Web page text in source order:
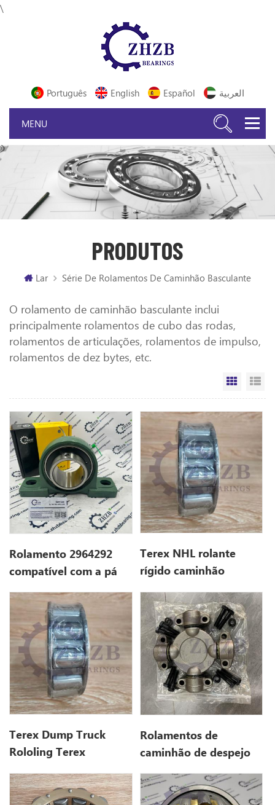
\
Português English Español العربية
PRODUTOS
Lar Série De Rolamentos De Caminhão Basculante
O rolamento de caminhão basculante inclui
principalmente rolamentos de cubo das rodas,
rolamentos de articulações, rolamentos de impulso,
rolamentos de dez bytes, etc.
Vista
Rolamento 2964292
compatível com a pá
CAT 966M
Terex NHL rolante
rígido caminhão
Terex Dump Truck
Rololing Terex
Rolamentos de
caminhão de despejo
11701338